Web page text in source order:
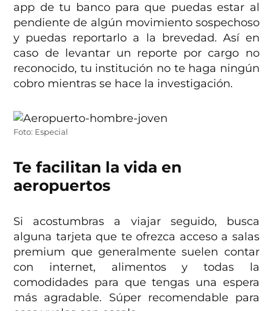
app de tu banco para que puedas estar al
pendiente de algún movimiento sospechoso
y puedas reportarlo a la brevedad. Así en
caso de levantar un reporte por cargo no
reconocido, tu institución no te haga ningún
cobro mientras se hace la investigación.
Foto: Especial
Te facilitan la vida en
aeropuertos
Si acostumbras a viajar seguido, busca
alguna tarjeta que te ofrezca acceso a salas
premium que generalmente suelen contar
con internet, alimentos y todas la
comodidades para que tengas una espera
más agradable. Súper recomendable para